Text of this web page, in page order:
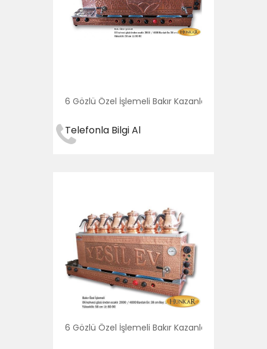
6 Gözlü Özel İşlemeli Bakır Kazanları
Telefonla Bilgi Al
6 Gözlü Özel İşlemeli Bakır Kazanları